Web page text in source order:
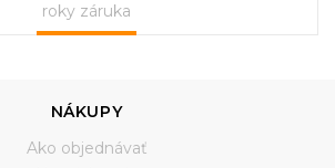
roky záruka
NÁKUPY
Ako objednávať